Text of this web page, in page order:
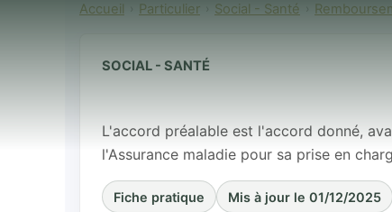
Accueil Particulier Social - Santé
SOCIAL - SANTÉ
Accord
L'accord préalable est l'accord donné,
l'Assurance maladie pour sa prise en
Fiche pratique Mis à jour le 01/12/2025